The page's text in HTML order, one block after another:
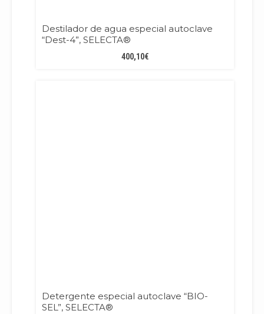
Destilador de agua especial autoclave
“Dest-4”, SELECTA®
400,10€
Detergente especial autoclave “BIO-
SEL”, SELECTA®